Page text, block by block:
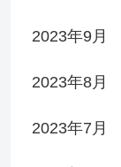
2023年9月
2023年8月
2023年7月